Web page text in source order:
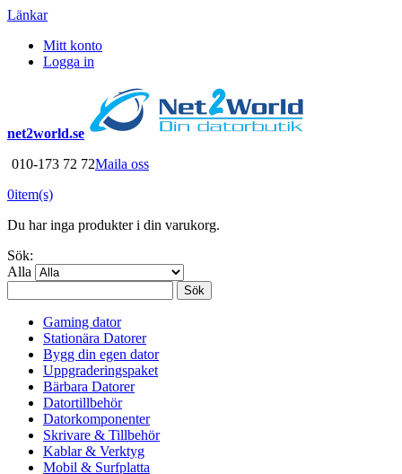
Länkar
Mitt konto
Logga in
net2world.se
010-173 72 72Maila oss
0item(s)
Du har inga produkter i din varukorg.
Sök:
Alla
Sök
Gaming dator
Stationära Datorer
Bygg din egen dator
Uppgraderingspaket
Bärbara Datorer
Datortillbehör
Datorkomponenter
Skrivare & Tillbehör
Kablar & Verktyg
Mobil & Surfplatta